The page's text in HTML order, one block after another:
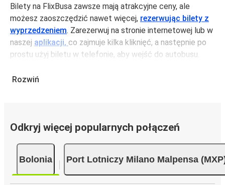
Bilety na FlixBusa zawsze mają atrakcyjne ceny, ale
możesz zaoszczędzić nawet więcej, rezerwując bilety z
wyprzedzeniem. Zarezerwuj na stronie internetowej lub w
naszej aplikacji, co zajmuje kilka kliknięć, a następnie po
prostu użyj biletu w telefonie, aby wejść do autobusu.
(MXP) kosztują średnio 98,79 zł, ale możesz kupić bilety
węglowego, podróżuj z FlixBusem.
Podróż na trasie Bolonia - Port Lotniczy Milano
Malpensa (MXP)
Trasa Bolonia - Port Lotniczy Milano Malpensa (MXP) jest
Rozwiń
Odkryj więcej popularnych połączeń
Bolonia Port Lotniczy Milano Malpensa